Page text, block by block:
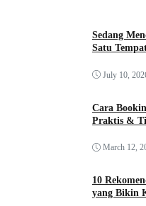
Sedang
Satu
July 10,
Cara
Praktis &
March 12,
10
yang Bikin